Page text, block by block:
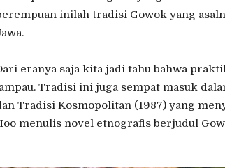
inilah tradisi Gowok yang
eranya saja kita jadi tahu bahwa
Tradisi ini juga sempat masuk
Tradisi Kosmopolitan (1987) yang
menulis novel etnografis berjudul